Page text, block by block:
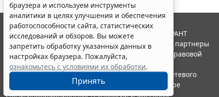
браузера и используем инструменты
аналитики в целях улучшения и обеспечения
работоспособности сайта, статистических
исследований и обзоров. Вы можете
запретить обработку указанных данных в
настройках браузера. Пожалуйста,
ознакомьтесь с условиями их обработки.
Принять
© ООО "НПП "ГАРАНТ-СЕРВИС", 2026. Система ГАРАНТ
выпускается с 1990 года. Компания "Гарант" и ее партнеры
являются участниками Российской ассоциации правовой
информации ГАРАНТ.
Портал ГАРАНТ.РУ зарегистрирован в качестве сетевого
издания Федеральной службой по надзору в сфере
связи,информационных технологий и массовых